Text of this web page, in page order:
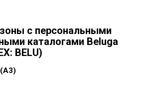
с персональными
каталогами Beluga
BELU)